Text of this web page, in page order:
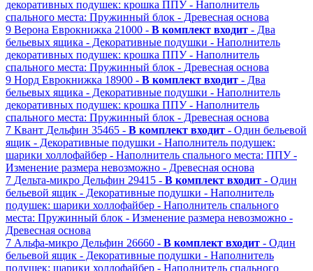
декоративных подушек: крошка ППУ - Наполнитель
спального места: Пружинный блок - Древесная основа
9 Верона Еврокнижка 21000 - В комплект входит - Два
бельевых ящика - Декоративные подушки - Наполнитель
декоративных подушек: крошка ППУ - Наполнитель
спального места: Пружинный блок - Древесная основа
9 Норд Еврокнижка 18900 - В комплект входит - Два
бельевых ящика - Декоративные подушки - Наполнитель
декоративных подушек: крошка ППУ - Наполнитель
спального места: Пружинный блок - Древесная основа
7 Квант Дельфин 35465 - В комплект входит - Один бельевой
ящик - Декоративные подушки - Наполнитель подушек:
шарики холлофайбер - Наполнитель спального места: ППУ -
Изменение размера невозможно - Древесная основа
7 Дельта-микро Дельфин 29415 - В комплект входит - Один
бельевой ящик - Декоративные подушки - Наполнитель
подушек: шарики холлофайбер - Наполнитель спального
места: Пружинный блок - Изменение размера невозможно -
Древесная основа
7 Альфа-микро Дельфин 26660 - В комплект входит - Один
бельевой ящик - Декоративные подушки - Наполнитель
подушек: шарики холлофайбер - Наполнитель спального